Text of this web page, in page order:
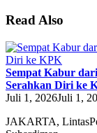
Read Also
Sempat Kabur
Serahkan Diri ke
Juli 1, 2026Juli 1,
JAKARTA,